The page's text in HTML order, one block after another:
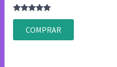
Valorado
4.80
de 5
COMPRAR